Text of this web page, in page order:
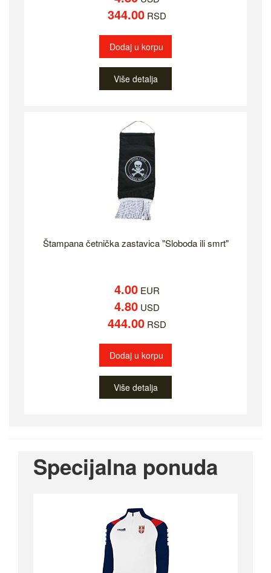
344.00 RSD
Dodaj u korpu
Više detalja
Štampana četnička zastavica "Sloboda ili smrt"
4.00 EUR
4.80 USD
444.00 RSD
Dodaj u korpu
Više detalja
Specijalna ponuda